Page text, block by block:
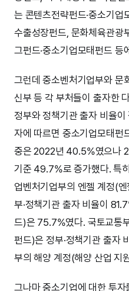
는 콘텐츠전략펀드·중소기
수출성장펀드, 문화체육관광
그펀드·중소기업모태펀드 등
그런데 중소벤처기업부와 문
신부 등 각 부처들이 출자한
정부와 정책기관 출자 비율
자에 따르면 중소기업모태펀
중은 2022년 40.5%였으나
기준 49.7%로 증가했다. 특
업벤처기업부의 엔젤 계정(
부·정책기관 출자 비율이
드)은 75.7%였다. 국토교통
펀드)은 정부·정책기관 출자
부의 해양 계정(해양 산업 지
그나마 중소기업에 대한 투